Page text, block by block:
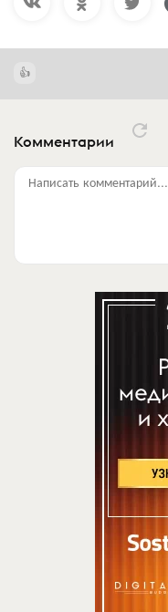
Комментарии
Написать комментарий...